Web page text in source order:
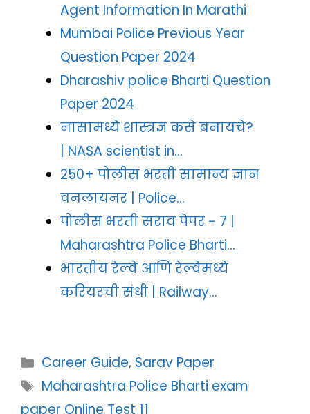
Agent Information In Marathi
Mumbai Police Previous Year
Question Paper 2024
Dharashiv police Bharti Question
Paper 2024
नासामध्ये शास्त्रज्ञ कसे बनायचे?
| NASA scientist in…
250+ पोलीस भरती सामान्य ज्ञान
वनलायनर | Police…
पोलीस भरती सराव पेपर - 7 |
Maharashtra Police Bharti…
भारतीय रेल्वे आणि रेल्वेमध्ये
करियरची संधी | Railway…
Categories
Career Guide, Sarav Paper
Tags
Maharashtra Police Bharti exam
paper Online Test 11